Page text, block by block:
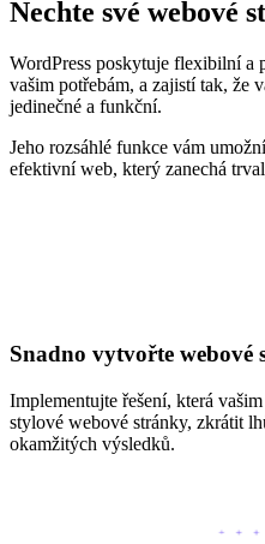
Nechte své webové
WordPress poskytuje flexibilní a
vašim potřebám, a zajistí tak, že
jedinečné a funkční.
Jeho rozsáhlé funkce vám
efektivní web, který zanechá
Snadno vytvořte webové
Implementujte řešení, která
stylové webové stránky, zkrátit
okamžitých výsledků.